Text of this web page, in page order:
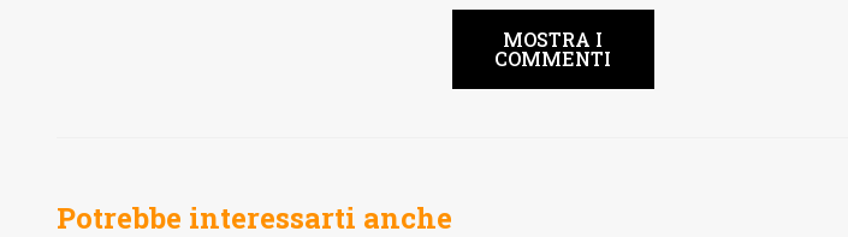
MOSTRA I
COMMENTI
Potrebbe interessarti anche